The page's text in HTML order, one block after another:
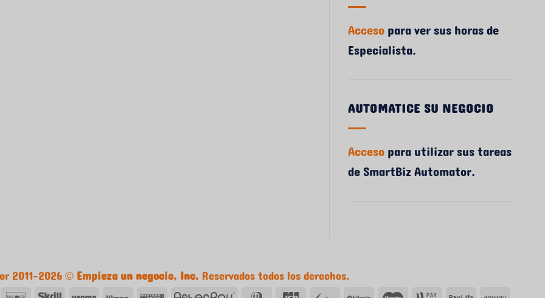
Accesopara ver sus horas de
Especialista.
AUTOMATICE SU NEGOCIO
Accesopara utilizar sus tareas
de SmartBiz Automator.
2011-2026 ©Empieza un negocio, Inc. Reservados todos los derechos.